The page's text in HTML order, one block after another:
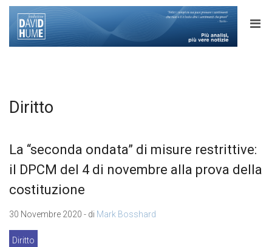
Diritto
La “seconda ondata” di misure restrittive:
il DPCM del 4 di novembre alla prova della
costituzione
30 Novembre 2020 - di Mark Bosshard
Diritto